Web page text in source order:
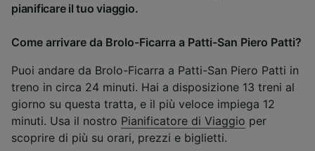
pianificare il tuo viaggio.
Come arrivare da Brolo-Ficarra a Patti-San Piero Patti?
Puoi andare da Brolo-Ficarra a Patti-San Piero Patti in
treno in circa 24 minuti. Hai a disposizione 13 treni al
giorno su questa tratta, e il più veloce impiega 12
minuti. Usa il nostro Pianificatore di Viaggio per
scoprire di più su orari, prezzi e biglietti.